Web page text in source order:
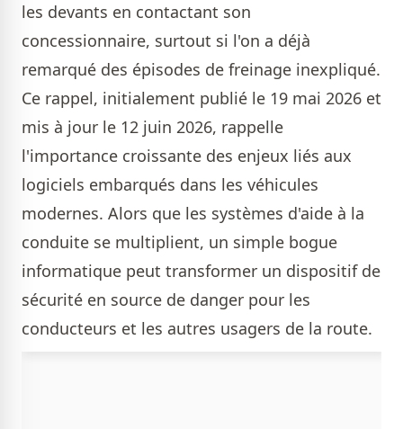
les devants en contactant son
concessionnaire, surtout si l'on a déjà
remarqué des épisodes de freinage inexpliqué.
Ce rappel, initialement publié le 19 mai 2026 et
mis à jour le 12 juin 2026, rappelle
l'importance croissante des enjeux liés aux
logiciels embarqués dans les véhicules
modernes. Alors que les systèmes d'aide à la
conduite se multiplient, un simple bogue
informatique peut transformer un dispositif de
sécurité en source de danger pour les
conducteurs et les autres usagers de la route.